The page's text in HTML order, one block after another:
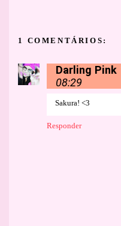
1 COMENTÁRIOS:
Darling Pink
08:29
Sakura! <3
Responder